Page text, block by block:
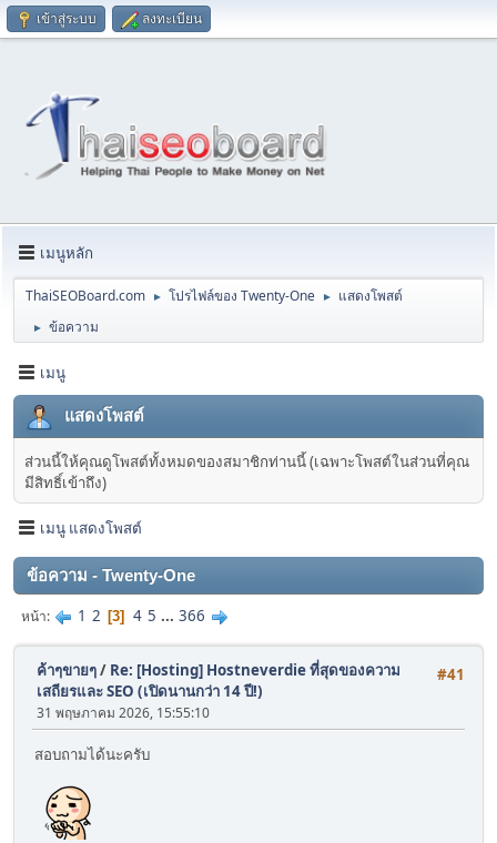
เข้าสู่ระบบ ลงทะเบียน
เมนูหลัก
ThaiSEOBoard.com ► โปรไฟล์ของ Twenty-One ► แสดงโพสต์
► ข้อความ
เมนู
แสดงโพสต์
ส่วนนี้ให้คุณดูโพสต์ทั้งหมดของสมาชิกท่านนี้ (เฉพาะโพสต์ในส่วนที่คุณ
มีสิทธิ์เข้าถึง)
เมนู แสดงโพสต์
ข้อความ - Twenty-One
หน้า 1 2 3 4 5 ... 366
#41
ค้าๆขายๆ/ Re: [Hosting] Hostneverdie ที่สุดของความ
เสถียรและ SEO (เปิดนานกว่า 14 ปี!)
31 พฤษภาคม 2026, 15:55:10
สอบถามได้นะครับ